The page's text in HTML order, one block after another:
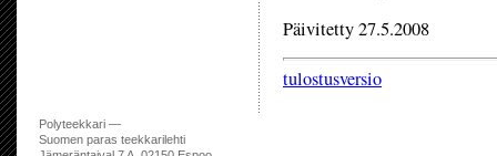
Päivitetty 27.5.2008
tulostusversio
Polyteekkari —
Suomen paras teekkarilehti